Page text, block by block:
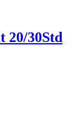
20/30Std